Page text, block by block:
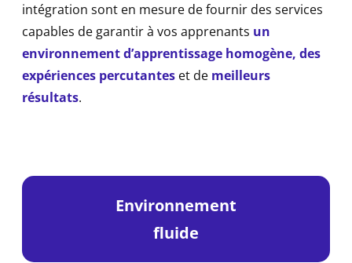
intégration sont en mesure de fournir des services
capables de garantir à vos apprenants un
environnement d’apprentissage homogène, des
expériences percutantes et de meilleurs
résultats.
Environnement
fluide